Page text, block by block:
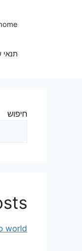
תנאי
חיפוש
world!